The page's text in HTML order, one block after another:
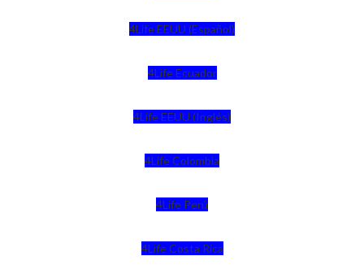
4Life EEUU (Español)
4Life Ecuador
4Life EEUU (Inglés)
4Life Colombia
4Life Perú
4Life Costa Rica